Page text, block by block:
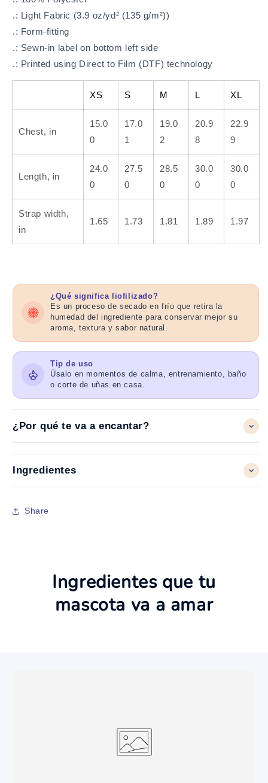
.: Light Fabric (3.9 oz/yd² (135 g/m²))
.: Form-fitting
.: Sewn-in label on bottom left side
.: Printed using Direct to Film (DTF) technology
XS S M L XL
Chest, in
15.0
0
17.0
1
19.0
2
20.9
8
22.9
9
Length, in
24.0
0
27.5
0
28.5
0
30.0
0
30.0
0
Strap width,
in
1.65 1.73 1.81 1.89 1.97
¿Qué significa liofilizado?
Es un proceso de secado en frío que retira la
humedad del ingrediente para conservar mejor su
aroma, textura y sabor natural.
Tip de uso
Úsalo en momentos de calma, entrenamiento, baño
o corte de uñas en casa.
¿Por qué te va a encantar?
Ingredientes
Share
Ingredientes que tu
mascota va a amar